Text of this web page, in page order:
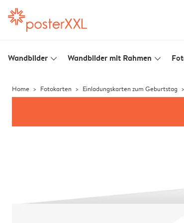
Wandbilder slim_arrow_down Wandbilder mit Rahmen slim_arrow_down
Home Fotokarten Einladungskarten zum Geburtstag